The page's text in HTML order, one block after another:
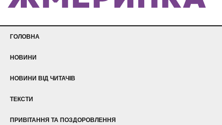
ГОЛОВНА
НОВИНИ
НОВИНИ ВІД ЧИТАЧІВ
ТЕКСТИ
ПРИВІТАННЯ ТА ПОЗДОРОВЛЕННЯ